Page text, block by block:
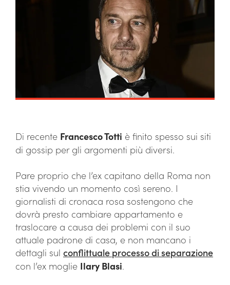
Di recente Francesco Totti è finito spesso sui siti
di gossip per gli argomenti più diversi.
Pare proprio che l’ex capitano della Roma non
stia vivendo un momento così sereno. I
giornalisti di cronaca rosa sostengono che
dovrà presto cambiare appartamento e
traslocare a causa dei problemi con il suo
attuale padrone di casa, e non mancano i
dettagli sul conflittuale processo di separazione
con l’ex moglie Ilary Blasi.